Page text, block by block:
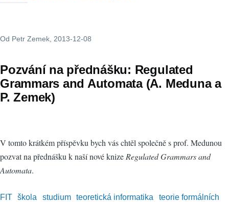
Od Petr Zemek , 2013-12-08
Pozvání na přednášku: Regulated
Grammars and Automata (A. Meduna a
P. Zemek)
V tomto krátkém příspěvku bych vás chtěl společně s prof. Medunou
pozvat na přednášku k naší nové knize Regulated Grammars and
Automata.
FIT škola studium teoretická informatika
teorie formálních